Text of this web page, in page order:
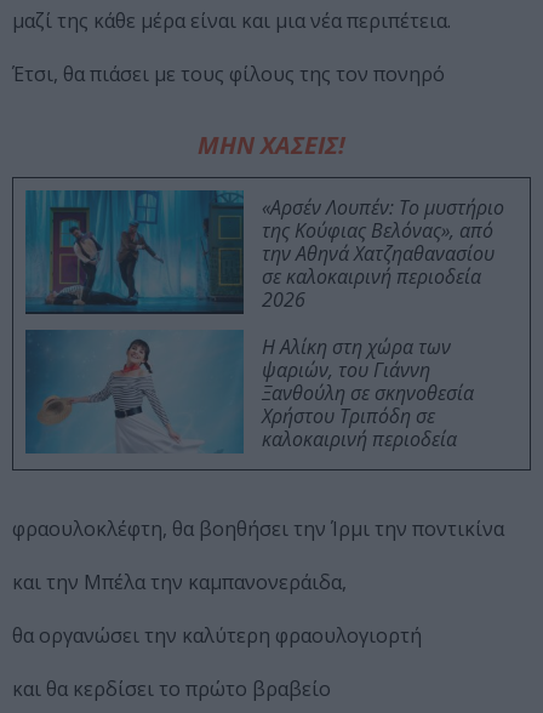
μαζί της κάθε μέρα είναι και μια νέα περιπέτεια.
Έτσι, θα πιάσει με τους φίλους της τον πονηρό
ΜΗΝ ΧΑΣΕΙΣ!
«Αρσέν Λουπέν: Το μυστήριο
της Κούφιας Βελόνας», από
την Αθηνά Χατζηαθανασίου
σε καλοκαιρινή περιοδεία
2026
Η Αλίκη στη χώρα των
ψαριών, του Γιάννη
Ξανθούλη σε σκηνοθεσία
Χρήστου Τριπόδη σε
καλοκαιρινή περιοδεία
φραουλοκλέφτη, θα βοηθήσει την Ίρμι την ποντικίνα
και την Μπέλα την καμπανονεράιδα,
θα οργανώσει την καλύτερη φραουλογιορτή
και θα κερδίσει το πρώτο βραβείο